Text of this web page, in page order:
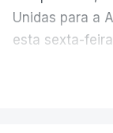
Unidas para a
esta sexta-